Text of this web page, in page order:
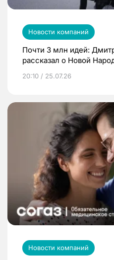
Новости компаний
Почти 3 млн идей:
рассказал о Новой
20:10 / 25.07.26
Новости компаний